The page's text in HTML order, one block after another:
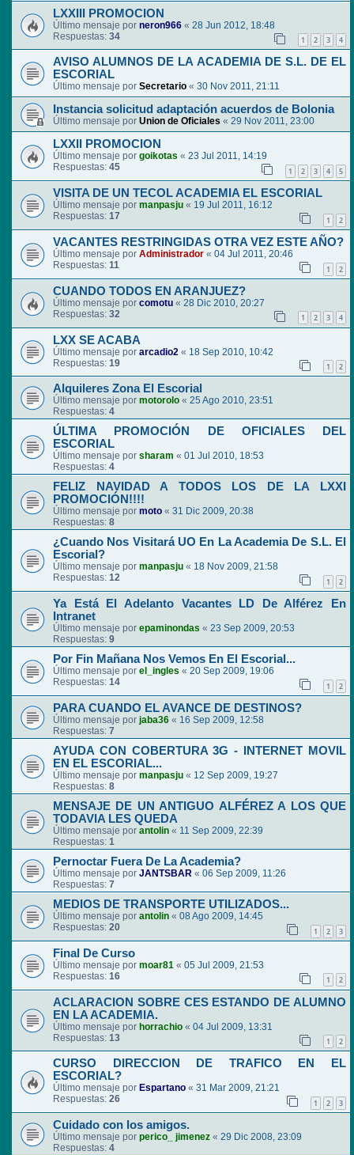
LXXIII PROMOCION
Último mensaje por neron966 « 28 Jun 2012, 18:48
Respuestas: 34 1 2 3 4
AVISO ALUMNOS DE LA ACADEMIA DE S.L. DE EL
ESCORIAL
Último mensaje por Secretario « 30 Nov 2011, 21:11
Instancia solicitud adaptación acuerdos de Bolonia
Último mensaje por Union de Oficiales « 29 Nov 2011, 23:00
LXXII PROMOCION
Último mensaje por goikotas « 23 Jul 2011, 14:19
Respuestas: 45 1 2 3 4 5
VISITA DE UN TECOL ACADEMIA EL ESCORIAL
Último mensaje por manpasju « 19 Jul 2011, 16:12
Respuestas: 17 1 2
VACANTES RESTRINGIDAS OTRA VEZ ESTE AÑO?
Último mensaje por Administrador « 04 Jul 2011, 20:46
Respuestas: 11 1 2
CUANDO TODOS EN ARANJUEZ?
Último mensaje por comotu « 28 Dic 2010, 20:27
Respuestas: 32 1 2 3 4
LXX SE ACABA
Último mensaje por arcadio2 « 18 Sep 2010, 10:42
Respuestas: 19 1 2
Alquileres Zona El Escorial
Último mensaje por motorolo « 25 Ago 2010, 23:51
Respuestas: 4
ÚLTIMA PROMOCIÓN DE OFICIALES DEL
ESCORIAL
Último mensaje por sharam « 01 Jul 2010, 18:53
Respuestas: 4
FELIZ NAVIDAD A TODOS LOS DE LA LXXI
PROMOCIÓN!!!!
Último mensaje por moto « 31 Dic 2009, 20:38
Respuestas: 8
¿Cuando Nos Visitará UO En La Academia De S.L. El
Escorial?
Último mensaje por manpasju « 18 Nov 2009, 21:58
Respuestas: 12 1 2
Ya Está El Adelanto Vacantes LD De Alférez En
Intranet
Último mensaje por epaminondas « 23 Sep 2009, 20:53
Respuestas: 9
Por Fin Mañana Nos Vemos En El Escorial...
Último mensaje por el_ingles « 20 Sep 2009, 19:06
Respuestas: 14 1 2
PARA CUANDO EL AVANCE DE DESTINOS?
Último mensaje por jaba36 « 16 Sep 2009, 12:58
Respuestas: 7
AYUDA CON COBERTURA 3G - INTERNET MOVIL
EN EL ESCORIAL...
Último mensaje por manpasju « 12 Sep 2009, 19:27
Respuestas: 8
MENSAJE DE UN ANTIGUO ALFÉREZ A LOS QUE
TODAVIA LES QUEDA
Último mensaje por antolin « 11 Sep 2009, 22:39
Respuestas: 1
Pernoctar Fuera De La Academia?
Último mensaje por JANTSBAR « 06 Sep 2009, 11:26
Respuestas: 7
MEDIOS DE TRANSPORTE UTILIZADOS...
Último mensaje por antolin « 08 Ago 2009, 14:45
Respuestas: 20 1 2 3
Final De Curso
Último mensaje por moar81 « 05 Jul 2009, 21:53
Respuestas: 16 1 2
ACLARACION SOBRE CES ESTANDO DE ALUMNO
EN LA ACADEMIA.
Último mensaje por horrachio « 04 Jul 2009, 13:31
Respuestas: 13 1 2
CURSO DIRECCION DE TRAFICO EN EL
ESCORIAL?
Último mensaje por Espartano « 31 Mar 2009, 21:21
Respuestas: 26 1 2 3
Cuidado con los amigos.
Último mensaje por perico_ jimenez « 29 Dic 2008, 23:09
Respuestas: 4